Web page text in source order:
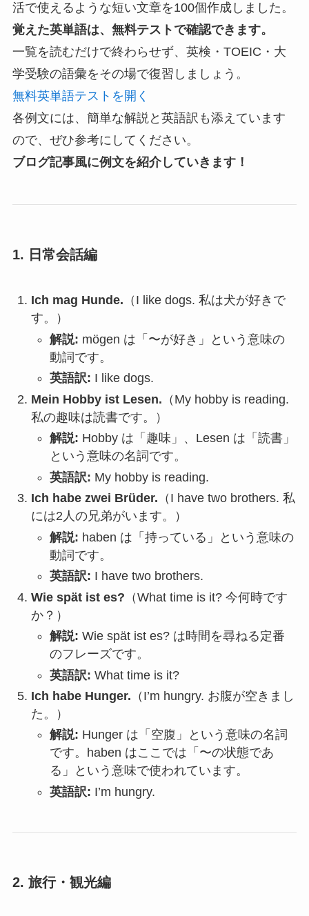
活で使えるような短い文章を100個作成しました。
覚えた英単語は、無料テストで確認できます。
一覧を読むだけで終わらせず、英検・TOEIC・大
学受験の語彙をその場で復習しましょう。
無料英単語テストを開く
各例文には、 簡単な解説と英語訳も添えています
ので、 ぜひ参考にしてください。
ブログ記事風に例文を紹介していきます！
1. 日常会話編
Ich mag Hunde. （I like dogs. 私は犬が好きで
す。
）
解説: mögen は「〜が好き」という意味の
動詞です。
英語訳: I like dogs.
Mein Hobby ist Lesen. （My hobby is reading.
私の趣味は読書です。
）
解説: Hobby は「趣味」、 Lesen は「読書」
という意味の名詞です。
英語訳: My hobby is reading.
Ich habe zwei Brüder. （I have two brothers. 私
には2人の兄弟がいます。
）
解説: haben は「持っている」という意味の
動詞です。
英語訳: I have two brothers.
Wie spät ist es? （What time is it?今何時です
か？）
解説: Wie spät ist es?は時間を尋ねる定番
のフレーズです。
英語訳: What time is it?
Ich habe Hunger. （I’m hungry. お腹が空きまし
た。
）
解説: Hunger は「空腹」という意味の名詞
です。
haben はここでは「〜の状態であ
る」という意味で使われています。
英語訳: I’m hungry.
2. 旅行・観光編